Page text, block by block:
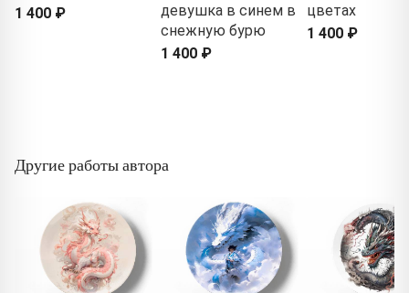
1 400 ₽
девушка в синем в
снежную бурю
1 400 ₽
цветах
1 400 ₽
Другие работы автора